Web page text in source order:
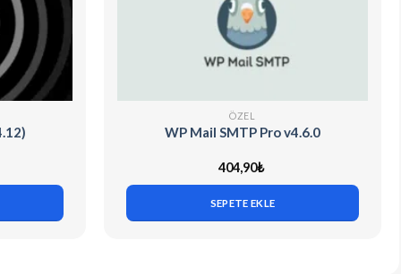
ÖZEL
WP Mail SMTP Pro v4.6.0
404,90₺
SEPETE EKLE